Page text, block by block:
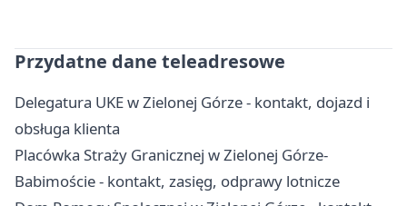
Przydatne dane teleadresowe
Delegatura UKE w Zielonej Górze - kontakt, dojazd i
obsługa klienta
Placówka Straży Granicznej w Zielonej Górze-
Babimoście - kontakt, zasięg, odprawy lotnicze